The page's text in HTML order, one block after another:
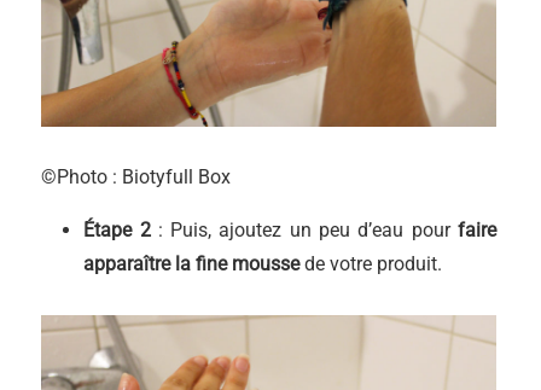
©Photo : Biotyfull Box
Étape 2: Puis, ajoutez un peu d’eau pour faire
apparaître la fine moussede votre produit.